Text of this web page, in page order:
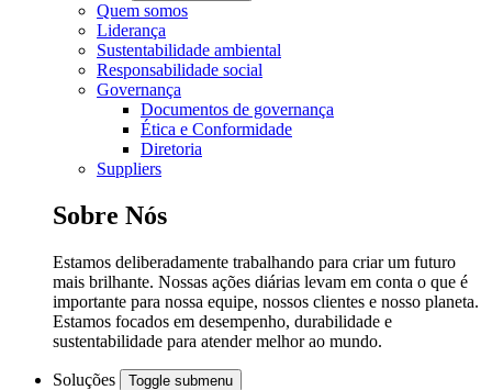
Quem somos
Liderança
Sustentabilidade ambiental
Responsabilidade social
Governança
Documentos de governança
Ética e Conformidade
Diretoria
Suppliers
Sobre Nós
Estamos deliberadamente trabalhando para criar um futuro
mais brilhante. Nossas ações diárias levam em conta o que é
importante para nossa equipe, nossos clientes e nosso planeta.
Estamos focados em desempenho, durabilidade e
sustentabilidade para atender melhor ao mundo.
Soluções Toggle submenu